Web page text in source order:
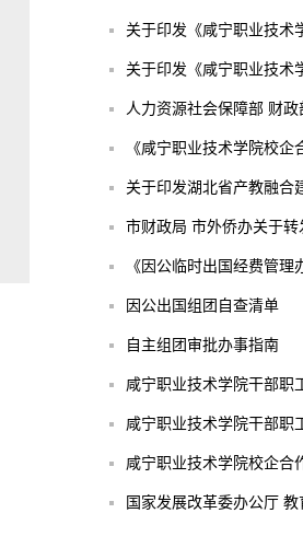
关于印发《咸宁职业技术
关于印发《咸宁职业技术
人力资源社会保障部 财
《咸宁职业技术学院校企
关于印发湖北省产教融合
市财政局 市外侨办关于转
《因公临时出国经费管理
因公出国组团自查清单
自主组团审批办事指南
咸宁职业技术学院干部职
咸宁职业技术学院干部职
咸宁职业技术学院校企合
国家发展改革委办公厅